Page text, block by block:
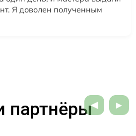
Я доволен полученным
партнёры